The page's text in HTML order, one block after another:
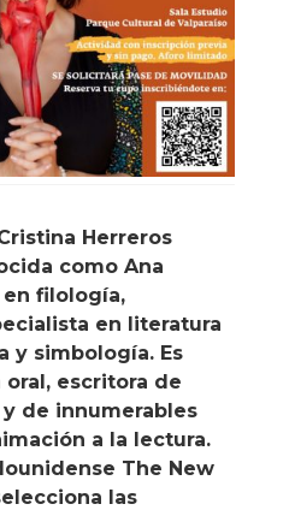
como Ana
filología,
en literatura
y simbología. Es
oral, escritora de
de innumerables
a la lectura.
The New
las